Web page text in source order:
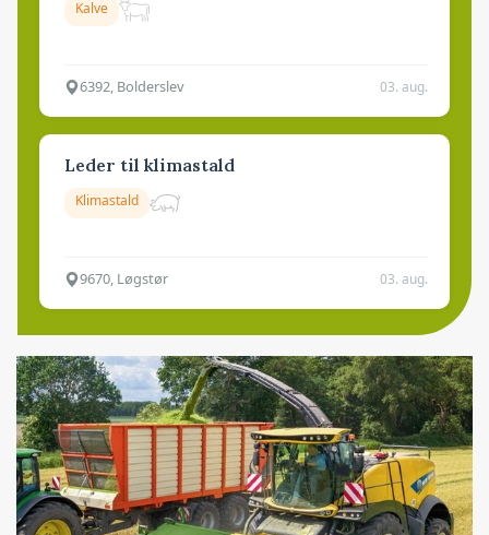
Kalve
6392, Bolderslev 03. aug.
Leder til klimastald
Klimastald
9670, Løgstør 03. aug.